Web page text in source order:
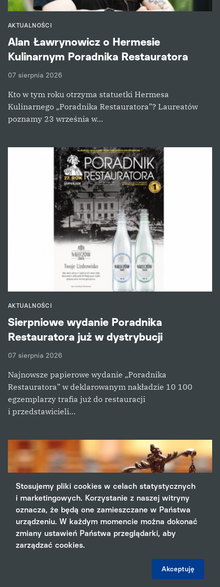
AKTUALNOŚCI
Alan Ławrynowicz o Hermesie
Kulinarnym Poradnika Restauratora
07 sierpnia 2026
Kto w tym roku otrzyma statuetki Hermesa
Kulinarnego „Poradnika Restauratora”? Laureatów
poznamy 23 września w…
AKTUALNOŚCI
Sierpniowe wydanie Poradnika
Restauratora już w dystrybucji
07 sierpnia 2026
Najnowsze papierowe wydanie „Poradnika
Restauratora” w deklarowanym nakładzie 10 100
egzemplarzy trafia już do restauracji
i przedstawicieli…
Stosujemy pliki cookies w celach statystycznych
i marketingowych. Korzystanie z naszej witryny
oznacza, że będą one zamieszczane w Państwa
urządzeniu. W każdym momencie można dokonać
zmiany ustawień Państwa przeglądarki, aby
zarządzać cookies.
Akceptuję